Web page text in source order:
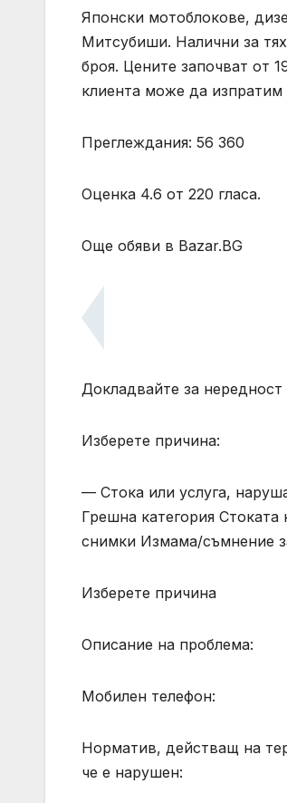
Японски мотоблокове,
Митсубиши. Налични за
броя. Цените започват от
клиента може да
Преглеждания: 56 360
Оценка 4.6 от 220 гласа.
Още обяви в Bazar.BG
Докладвайте за нередност
Изберете причина:
— Стока или услуга,
Грешна категория
снимки Измама/съмнение
Изберете причина
Описание на проблема:
Мобилен телефон:
Норматив, действащ на
че е нарушен: